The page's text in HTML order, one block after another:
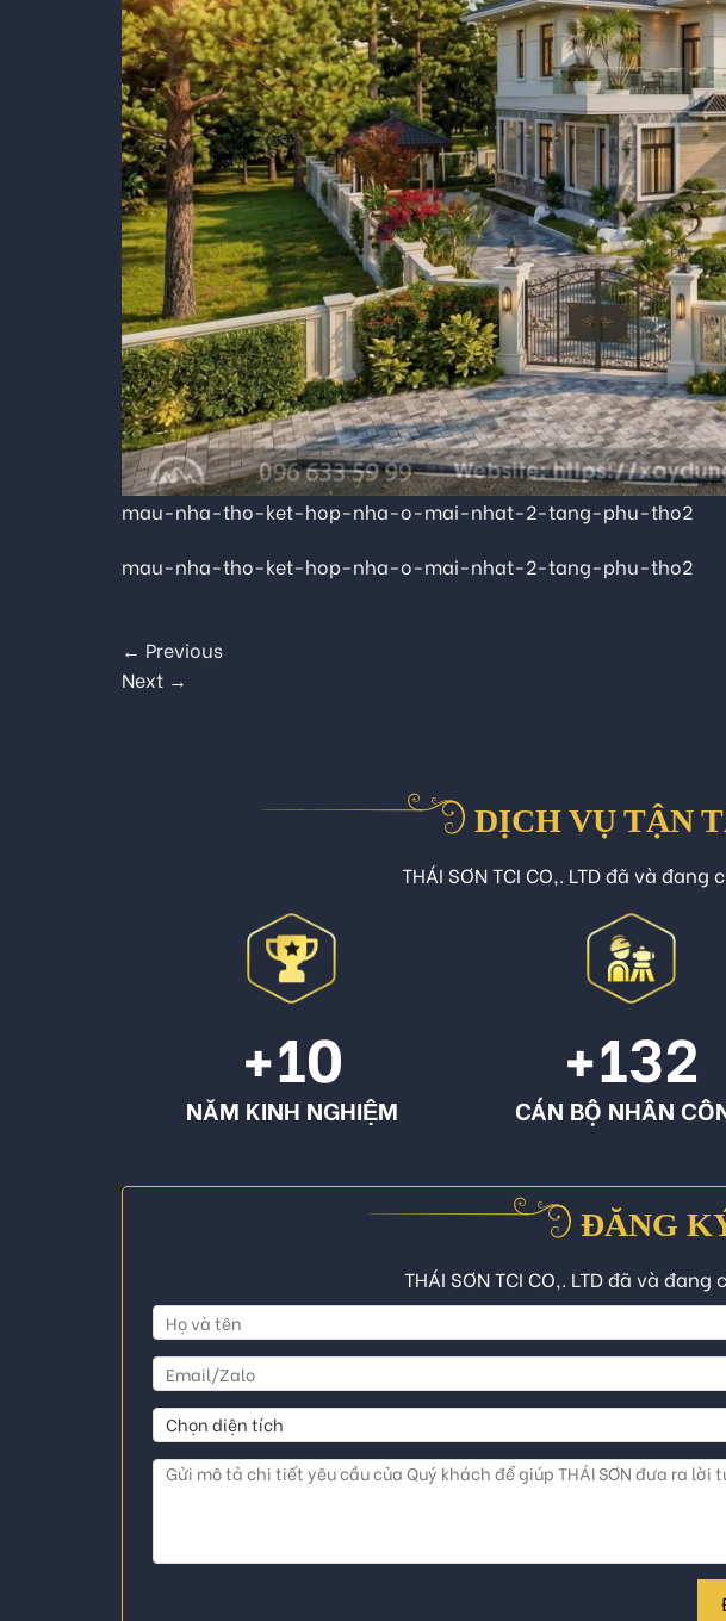
mau-nha-tho-ket-hop-nha-o-mai-nhat-2-tang-phu-tho2
mau-nha-tho-ket-hop-nha-o-mai-nhat-2-tang-phu-tho2
← Previous
Next →
DỊCH VỤ TẬN
THÁI SƠN TCI CO,. LTD đã và
+10
NĂM KINH NGHIỆM
+132
CÁN BỘ NHÂN
ĐĂNG
THÁI SƠN TCI CO,. LTD đã và